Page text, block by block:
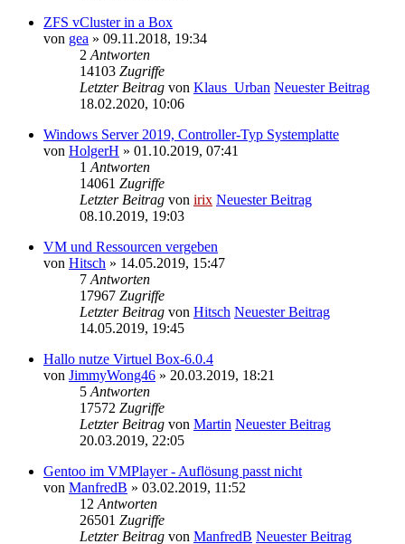
ZFS vCluster in a Box
von gea » 09.11.2018, 19:34
2 Antworten
14103 Zugriffe
Letzter Beitrag von Klaus_Urban Neuester Beitrag
18.02.2020, 10:06
Windows Server 2019, Controller-Typ Systemplatte
von HolgerH » 01.10.2019, 07:41
1 Antworten
14061 Zugriffe
Letzter Beitrag von irix Neuester Beitrag
08.10.2019, 19:03
VM und Ressourcen vergeben
von Hitsch » 14.05.2019, 15:47
7 Antworten
17967 Zugriffe
Letzter Beitrag von Hitsch Neuester Beitrag
14.05.2019, 19:45
Hallo nutze Virtuel Box-6.0.4
von JimmyWong46 » 20.03.2019, 18:21
5 Antworten
17572 Zugriffe
Letzter Beitrag von Martin Neuester Beitrag
20.03.2019, 22:05
Gentoo im VMPlayer - Auflösung passt nicht
von ManfredB » 03.02.2019, 11:52
12 Antworten
26501 Zugriffe
Letzter Beitrag von ManfredB Neuester Beitrag